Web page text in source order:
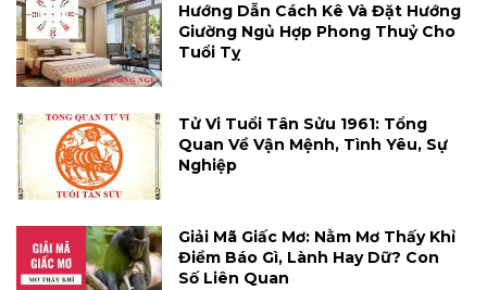
Hướng Dẫn Cách Kê Và Đặt Hướng
Giường Ngủ Hợp Phong Thuỷ Cho
Tuổi Tỵ
Tử Vi Tuổi Tân Sửu 1961: Tổng
Quan Về Vận Mệnh, Tình Yêu, Sự
Nghiệp
Giải Mã Giấc Mơ: Nằm Mơ Thấy Khỉ
Điềm Báo Gì, Lành Hay Dữ? Con
Số Liên Quan